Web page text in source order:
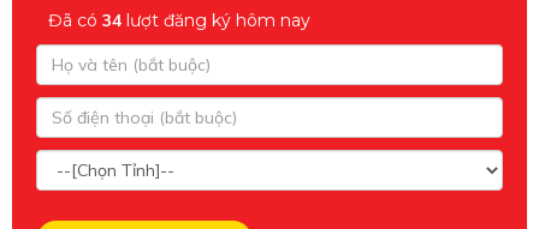
Đã có 34 lượt đăng ký hôm nay